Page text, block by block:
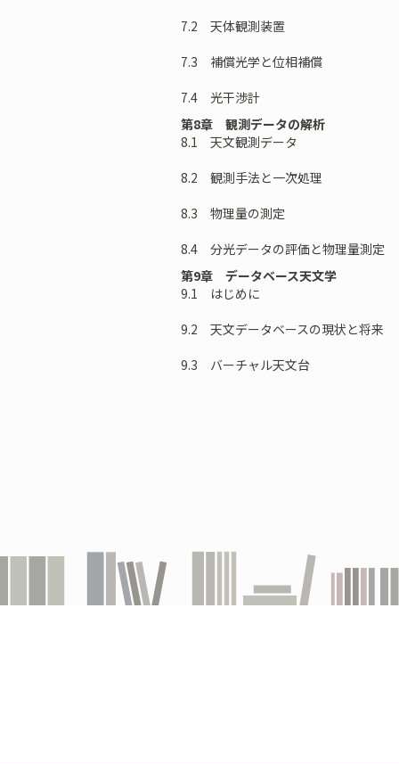
7.2 天体観測装置
7.3 補償光学と位相補償
7.4 光干渉計
第8章 観測データの解析
8.1 天文観測データ
8.2 観測手法と一次処理
8.3 物理量の測定
8.4 分光データの評価と物理量測定
第9章 データベース天文学
9.1 はじめに
9.2 天文データベースの現状と将来
9.3 バーチャル天文台